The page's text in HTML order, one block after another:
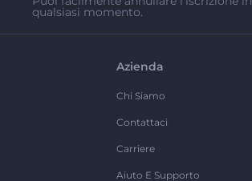
qualsiasi momento.
Azienda
Chi Siamo
Contattaci
Carriere
Aiuto E Supporto